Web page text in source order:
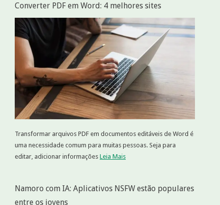
Converter PDF em Word: 4 melhores sites
Transformar arquivos PDF em documentos editáveis de Word é
uma necessidade comum para muitas pessoas. Seja para
editar, adicionar informações Leia Mais
Namoro com IA: Aplicativos NSFW estão populares
entre os jovens